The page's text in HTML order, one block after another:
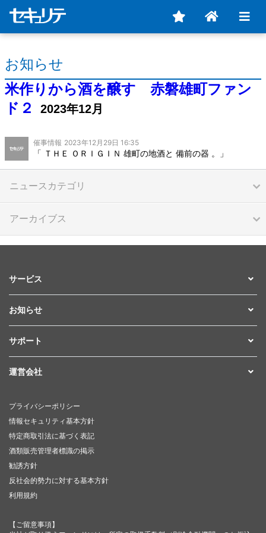
お知らせ
米作りから酒を醸す 赤磐雄町ファン
ド２
2023年12月
催事情報 2023年12月29日 16:35
「 ＴＨＥ ＯＲＩＧＩＮ 雄町の地酒と 備前の器 。」
ニュースカテゴリ
アーカイブス
サービス
お知らせ
サポート
運営会社
プライバシーポリシー
情報セキュリティ基本方針
特定商取引法に基づく表記
酒類販売管理者標識の掲示
勧誘方針
反社会的勢力に対する基本方針
利用規約
【ご留意事項】